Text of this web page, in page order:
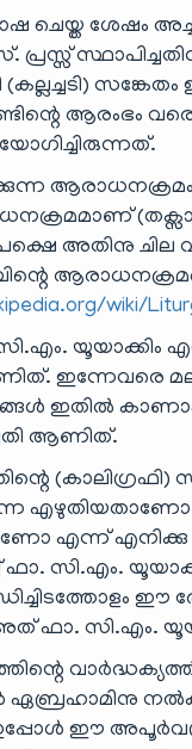
ചെയ്ത ശേഷം
ആരംഭം
അതിനു ചില
wiki/
ഇന്നേവരെ
ഇതിൽ
ആണിത്.
(കാലിഗ്രഫി)
എഴുതിയതാണോ
എന്ന് എനിക്കു
ഫാ. സി.എം.
ഈ
ഫാ. സി.എം.
ഏബ്രഹാമിനു
ഈ